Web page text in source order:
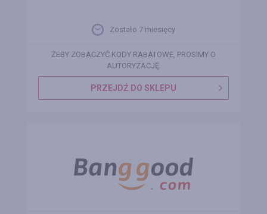
Zostało 7 miesięcy
ŻEBY ZOBACZYĆ KODY RABATOWE, PROSIMY O
AUTORYZACJĘ.
PRZEJDŹ DO SKLEPU